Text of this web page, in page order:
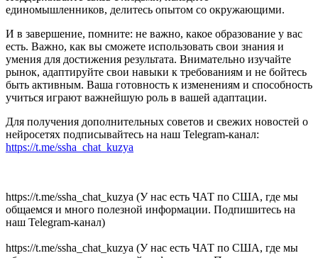
единомышленников, делитесь опытом со окружающими.
И в завершение, помните: не важно, какое образование у вас
есть. Важно, как вы сможете использовать свои знания и
умения для достижения результата. Внимательно изучайте
рынок, адаптируйте свои навыки к требованиям и не бойтесь
быть активным. Ваша готовность к изменениям и способность
учиться играют важнейшую роль в вашей адаптации.
Для получения дополнительных советов и свежих новостей о
нейросетях подписывайтесь на наш Telegram-канал:
https://t.me/ssha_chat_kuzya
https://t.me/ssha_chat_kuzya (У нас есть ЧАТ по США, где мы
общаемся и много полезной информации. Подпишитесь на
наш Telegram-канал)
https://t.me/ssha_chat_kuzya (У нас есть ЧАТ по США, где мы